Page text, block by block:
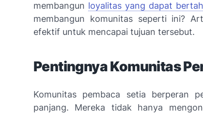
membangun loyalitas yang dapat
membangun komunitas seperti ini?
efektif untuk mencapai tujuan tersebut.
Pentingnya Komunitas
Komunitas pembaca setia berperan
panjang. Mereka tidak hanya